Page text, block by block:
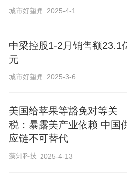
城市好望角 2025-4-1
中梁控股1-2月销售额23.1
元
城市好望角 2025-3-6
美国给苹果等豁免对等关
税：暴露美产业依赖 中国
应链不可替代
藻知科技 2025-4-13